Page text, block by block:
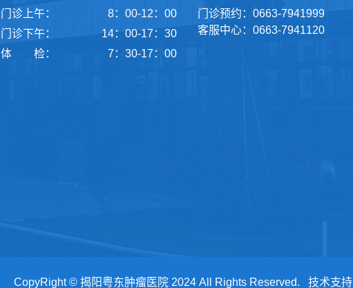
门诊上午：
8：00-12：00
门诊下午：
14：00-17：30
体 检：
7：30-17：00
门诊预约：0663-7941999
客服中心：0663-7941120
CopyRight © 揭阳粤东肿瘤医院 2024 All Rights Reserved. 技术支持